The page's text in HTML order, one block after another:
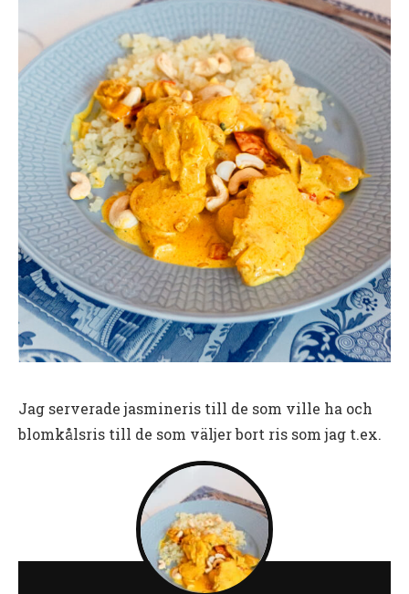
Jag serverade jasmineris till de som ville ha och
blomkålsris till de som väljer bort ris som jag t.ex.